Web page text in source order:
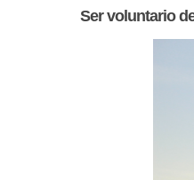
Ser voluntario